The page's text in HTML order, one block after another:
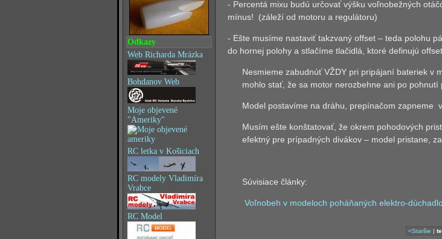
Odkazy
Web Richarda Mrázka
Bohdanov Web
Moje objevené
"Ameriky"
RC letka v Košiciach
RC modely Vladimíra
Vrabce
RC Model
- Percentá mixu budú určovať výšku voľnobežných
mínus!
(záleží od motoru a regulátoru)
- Ešte musíme nastaviť takzvaný offset – teda polohu
do hornej polohy a stlačíme tlačidlá, ktoré definujú
Nesmieme zabudnúť VŽDY pri pripájaní bateriek v
mohlo stať, že sa motor nerozbehne ani po pohnutí
Model postavíme na dráhu, prepínačom zapneme
Musím ešte konštatovať, že okrem pohodových
efektný pre prípadných divákov – model pristane,
Súvisiace články:
Voľnobeh v modeloch poháňaných elektro-
<Staršie |